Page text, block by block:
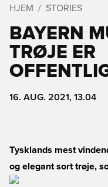
HJEM STORIES
BAYERN
TRØJE ER
16. AUG. 2021, 13.04
Tysklands mest
og elegant sort trøje,